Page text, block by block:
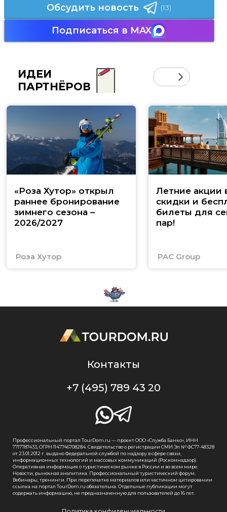
Обсудить новость (13)
Подписаться в MAX
ИДЕИ
ПАРТНЁРОВ
«Роза Хутор» открыл
раннее бронирование
зимнего сезона –
2026/2027
Роза Хутор
Летние акции
скидки и
билеты для
пар!
PAC Group
Контакты
+7 (495) 789 43 20
Профессиональный портал TourDom.ru — проект ООО «Служба Банко», ИНН
7717787433, ОГРН 1147746708284. Свидетельство о регистрации СМИ Эл № ФС77-48328
от 23.01.2012 г. выдано Федеральной службой по надзору в сфере связи,
информационных технологий и массовых коммуникаций (Роскомнадзор).
Оперативная информация о туристическом рынке в России и во всем мире.
Новости, рыночная аналитика. Профессиональный туристический форум.
Вебинары, тренинги. При перепечатке материалов или частичном цитировании
ссылка на портал TourDom.ru обязательна. Отдельные публикации могут
содержать информацию, не предназначенную для пользователей до 16 лет.